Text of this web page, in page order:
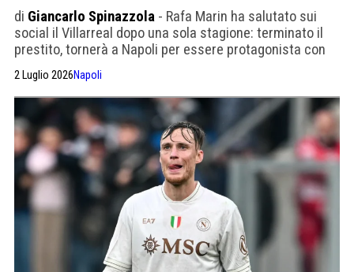
di Giancarlo Spinazzola - Rafa Marin ha salutato sui
social il Villarreal dopo una sola stagione: terminato il
prestito, tornerà a Napoli per essere protagonista con
2 Luglio 2026Napoli